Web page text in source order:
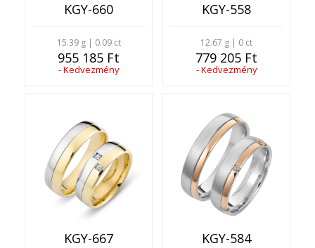
KGY-660
15.39 g | 0.09 ct
955 185 Ft
- Kedvezmény
KGY-558
12.67 g | 0 ct
779 205 Ft
- Kedvezmény
KGY-667 KGY-584